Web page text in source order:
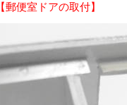
【郵便室ドアの取付】